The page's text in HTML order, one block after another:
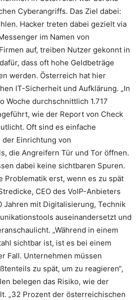
Cyberangriffs. Das Ziel dabei:
Hacker treten dabei gezielt via
im Namen von
auf, treiben Nutzer gekonnt in
dass oft hohe Geldbeträge
werden. Österreich hat hier
IT-Sicherheit und Aufklärung. „In
Woche durchschnittlich 1.717
wie der Report von Check
Oft sind es einfache
Einrichtung von
die Angreifern Tür und Tor öffnen.
dabei keine sichtbaren Spuren.
Problematik erst, wenn es zu spät
CEO des VoIP-Anbieters
Jahren mit Digitalisierung, Technik
auseinandersetzt und
„Während in einem
sichtbar ist, ist es bei einem
Fall. Unternehmen müssen
zu spät, um zu reagieren“,
belegen das Risiko, wie der
„32 Prozent der österreichischen